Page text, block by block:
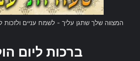
המצווה שלך שתגן עליך - לשמח עניים
ברכות ליום